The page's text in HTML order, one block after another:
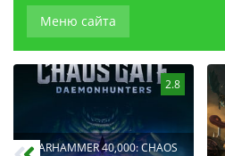
Меню сайта
2.8
WARHAMMER 40,000: CHAOS